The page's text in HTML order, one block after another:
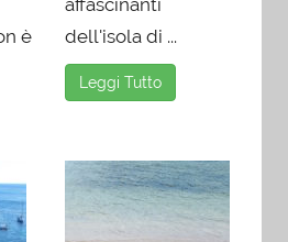
è
affascinanti
dell'isola di ...
Leggi Tutto